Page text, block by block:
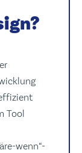
Tool
wenn“-